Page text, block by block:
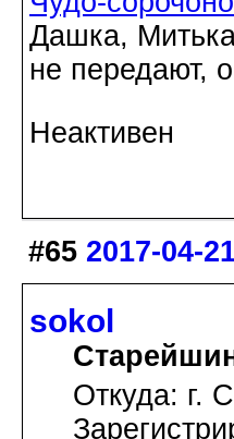
Дашка,
не передают,
Неактивен
#65 2017-04-
sokol
Откуда: г.